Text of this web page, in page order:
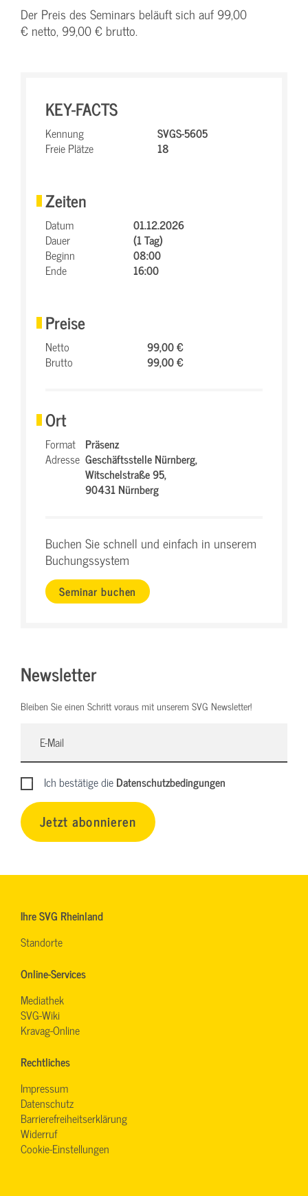
Der Preis des Seminars beläuft sich auf 99,00
€ netto, 99,00 € brutto.
KEY-FACTS
Kennung
SVGS-5605
Freie Plätze
18
Zeiten
Datum
01.12.2026
Dauer
(1 Tag)
Beginn
08:00
Ende
16:00
Preise
Netto
99,00 €
Brutto
99,00 €
Ort
Format Präsenz
Adresse Geschäftsstelle Nürnberg,
Witschelstraße 95,
90431 Nürnberg
Buchen Sie schnell und einfach in unserem
Buchungssystem
Seminar buchen
Newsletter
Bleiben Sie einen Schritt voraus mit unserem SVG Newsletter!
Ich bestätige dieDatenschutzbedingungen
Jetzt abonnieren
Ihre SVG Rheinland
Standorte
Online-Services
Mediathek
SVG-Wiki
Kravag-Online
Rechtliches
Impressum
Datenschutz
Barrierefreiheitserklärung
Widerruf
Cookie-Einstellungen